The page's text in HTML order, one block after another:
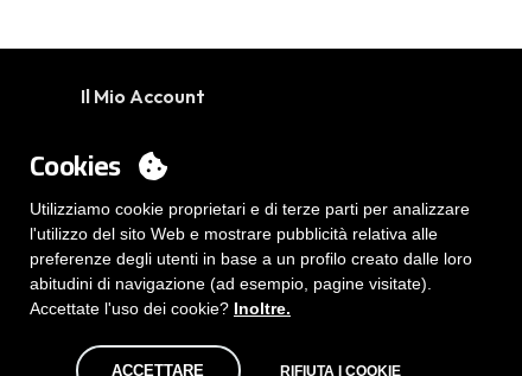
Il Mio Account
Vuoi essere cliente?
Cookies
Utilizziamo cookie proprietari e di terze parti per analizzare
l'utilizzo del sito Web e mostrare pubblicità relativa alle
preferenze degli utenti in base a un profilo creato dalle loro
abitudini di navigazione (ad esempio, pagine visitate).
Accettate l'uso dei cookie? Inoltre.
ACCETTARE RIFIUTA I COOKIE